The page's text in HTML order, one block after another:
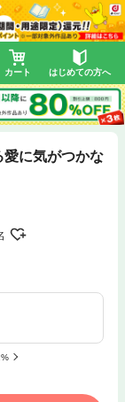
カート はじめての方へ
に気がつかな